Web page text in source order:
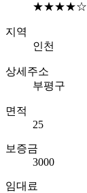
★★★★☆
지역
인천
상세주소
부평구
면적
25
보증금
3000
임대료